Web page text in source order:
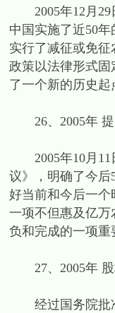
2005年12月29
中国实施了近50
实行了减征或免
政策以法律形式固
了一个新的历史起
26、2005年 提
2005年10月11
议》，明确了今
好当前和今后一个
一项不但惠及亿
负和完成的一项重
27、2005年 股
经过国务院批准